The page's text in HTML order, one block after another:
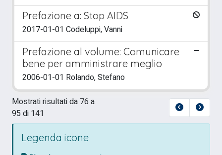
Prefazione a: Stop AIDS
2017-01-01 Codeluppi, Vanni
Prefazione al volume: Comunicare
bene per amministrare meglio
2006-01-01 Rolando, Stefano
Mostrati risultati da 76 a
95 di 141
Legenda icone